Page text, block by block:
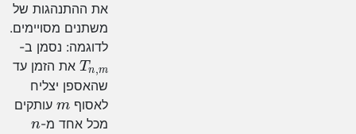
את ההתנהגות של
משתנים מסויימים.
לדוגמה: נסמן ב-
Tn ,m
את הזמן עד
שהאספן יצליח
לאסוף m
עותקים
מכל אחד מ-n